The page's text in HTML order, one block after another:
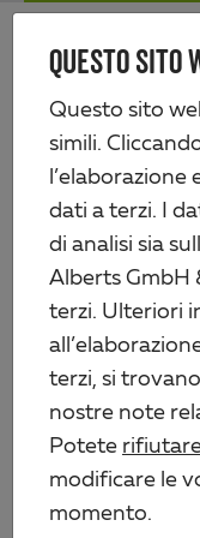
QUESTO SITO
Questo sito
simili.
l’elaborazione
dati a terzi. I
di analisi sia
Alberts GmbH
terzi. Ulteriori
terzi, si
nostre note
Potete
modificare le
momento.
Skip
content
Alberts
Prodotti
Tecnologia di
Recinzioni a sbarra